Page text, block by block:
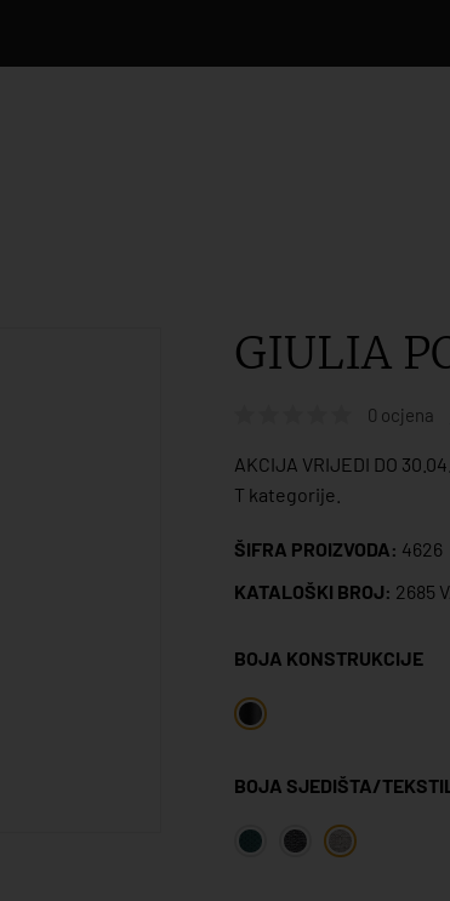
GIULIA
0 ocjena
AKCIJA VRIJEDI DO
T kategorije.
ŠIFRA PROIZVODA: 4626
KATALOŠKI BROJ: 2685
BOJA KONSTRUKCIJE
BOJA SJEDIŠTA/